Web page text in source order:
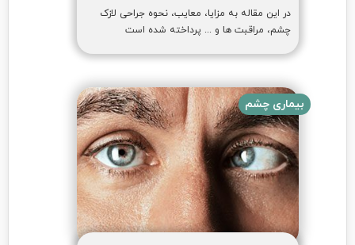
در این مقاله به مزایا، معایب، نحوه جراحی لازک
چشم، مراقبت ها و ... پرداخته شده است
بیماری چشم